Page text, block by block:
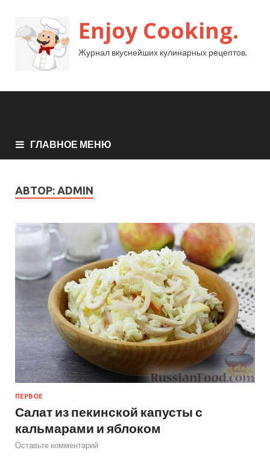
Enjoy Cooking.
Журнал вкуснейших кулинарных рецептов.
ГЛАВНОЕ МЕНЮ
АВТОР: ADMIN
ПЕРВОЕ
Салат из пекинской капусты с
кальмарами и яблоком
Оставьте комментарий